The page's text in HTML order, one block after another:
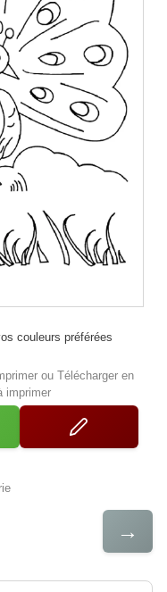
couleurs préférées
ou Télécharger en
imprimer
→